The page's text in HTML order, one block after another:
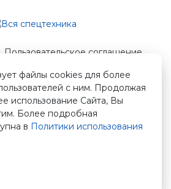
файлы cookies для более
с ним. Продолжая
использование Сайта, Вы
Более подробная
в Политики использования
Пользовательское соглашение
Вся спецтехника